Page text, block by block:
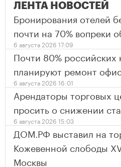
ЛЕНТА НОВОСТЕЙ
Бронирования отелей
почти на 70% вопреки
6 августа 2026 17:09
Почти 80% российских
планируют ремонт
6 августа 2026 16:01
Арендаторы торговых
просить о снижении
6 августа 2026 15:03
ДОМ.РФ выставил на
Кожевенной слободы
Москвы